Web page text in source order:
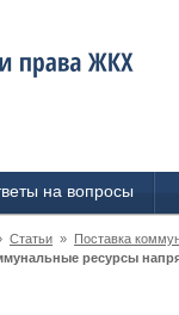
на вопросы
Статьи » Поставка
ресурсы